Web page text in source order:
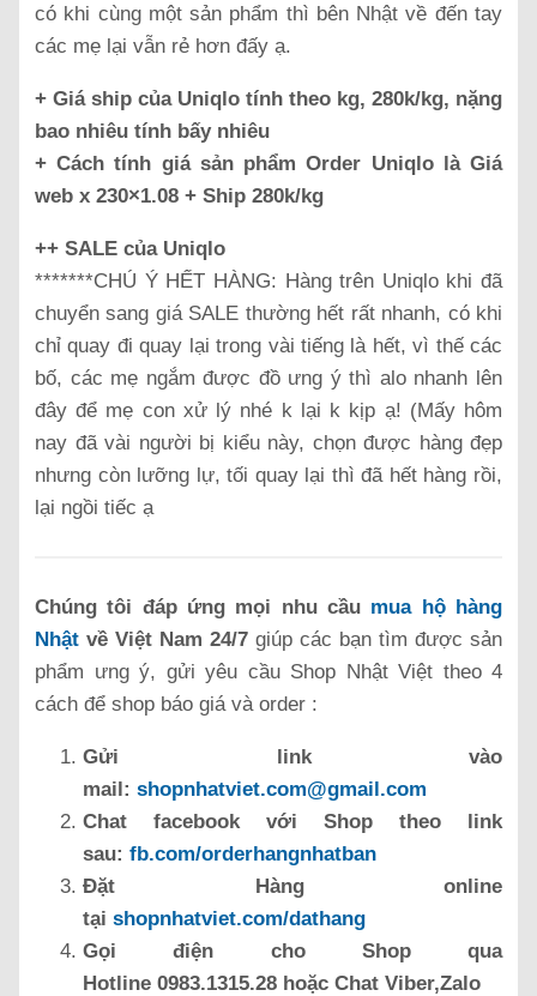
có khi cùng một sản phẩm thì bên Nhật về đến tay
các mẹ lại vẫn rẻ hơn đấy ạ.
+ Giá ship của Uniqlo tính theo kg, 280k/kg, nặng
bao nhiêu tính bấy nhiêu
+ Cách tính giá sản phẩm Order Uniqlo là Giá
web x 230×1.08 + Ship 280k/kg
++ SALE của Uniqlo
*******CHÚ Ý HẾT HÀNG: Hàng trên Uniqlo khi đã
chuyển sang giá SALE thường hết rất nhanh, có khi
chỉ quay đi quay lại trong vài tiếng là hết, vì thế các
bố, các mẹ ngắm được đồ ưng ý thì alo nhanh lên
đây để mẹ con xử lý nhé k lại k kịp ạ! (Mấy hôm
nay đã vài người bị kiểu này, chọn được hàng đẹp
nhưng còn lưỡng lự, tối quay lại thì đã hết hàng rồi,
lại ngồi tiếc ạ
Chúng tôi đáp ứng mọi nhu cầu mua hộ hàng
Nhật về Việt Nam 24/7 giúp các bạn tìm được sản
phẩm ưng ý, gửi yêu cầu Shop Nhật Việt theo 4
cách để shop báo giá và order :
Gửi link vào
mail: shopnhatviet.com@gmail.com
Chat facebook với Shop theo link
sau: fb.com/orderhangnhatban
Đặt Hàng online
tại shopnhatviet.com/dathang
Gọi điện cho Shop qua
Hotline 0983.1315.28 hoặc Chat Viber,Zalo